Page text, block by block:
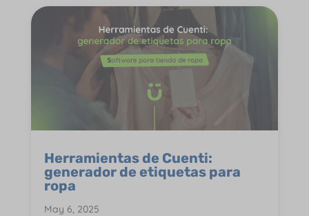
Herramientas de Cuenti:
generador de etiquetas para
ropa
May 6, 2025